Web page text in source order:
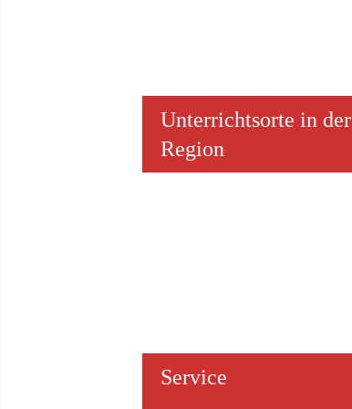
Unterrichts­orte in der
Region
Service